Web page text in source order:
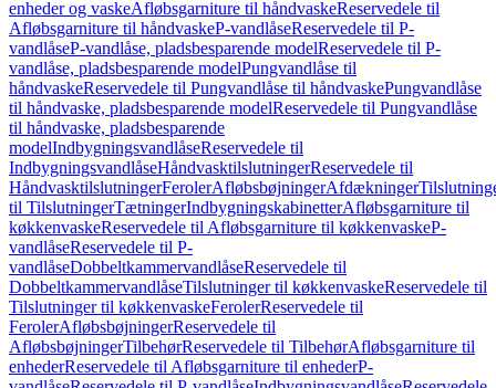
enheder og vaskeAfløbsgarniture til håndvaskeReservedele til
Afløbsgarniture til håndvaskeP-vandlåseReservedele til P-
vandlåseP-vandlåse, pladsbesparende modelReservedele til P-
vandlåse, pladsbesparende modelPungvandlåse til
håndvaskeReservedele til Pungvandlåse til håndvaskePungvandlåse
til håndvaske, pladsbesparende modelReservedele til Pungvandlåse
til håndvaske, pladsbesparende
modelIndbygningsvandlåseReservedele til
IndbygningsvandlåseHåndvasktilslutningerReservedele til
HåndvasktilslutningerFerolerAfløbsbøjningerAfdækninger
til TilslutningerTætningerIndbygningskabinetterAfløbsgarniture til
køkkenvaskeReservedele til Afløbsgarniture til køkkenvaskeP-
vandlåseReservedele til P-
vandlåseDobbeltkammervandlåseReservedele til
DobbeltkammervandlåseTilslutninger til køkkenvaskeReservedele til
Tilslutninger til køkkenvaskeFerolerReservedele til
FerolerAfløbsbøjningerReservedele til
AfløbsbøjningerTilbehørReservedele til TilbehørAfløbsgarniture til
enhederReservedele til Afløbsgarniture til enhederP-